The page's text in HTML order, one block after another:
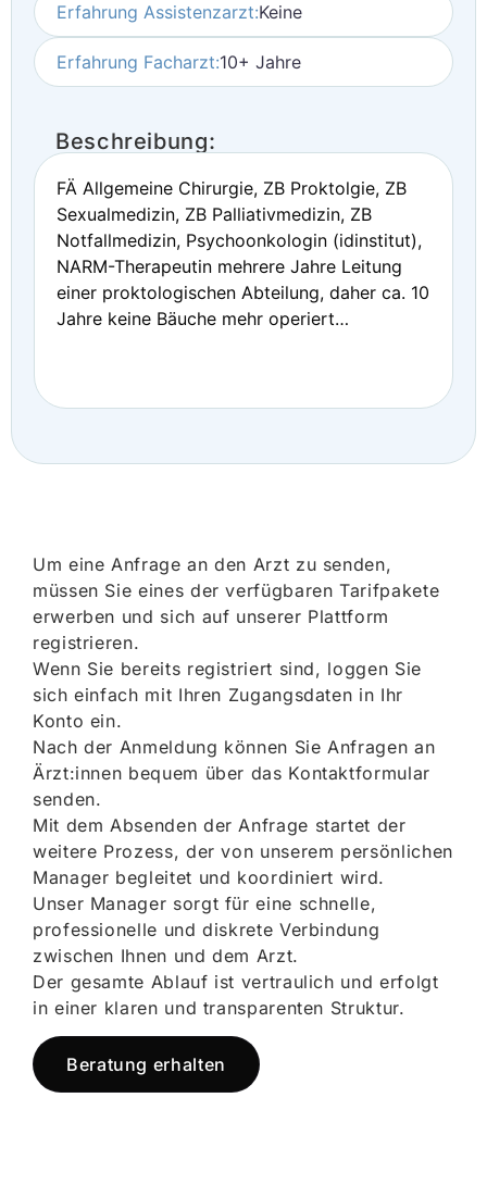
Erfahrung Assistenzarzt:Keine
Erfahrung Facharzt:10+ Jahre
Beschreibung:
FÄ Allgemeine Chirurgie, ZB Proktolgie, ZB
Sexualmedizin, ZB Palliativmedizin, ZB
Notfallmedizin, Psychoonkologin (idinstitut),
NARM-Therapeutin mehrere Jahre Leitung
einer proktologischen Abteilung, daher ca. 10
Jahre keine Bäuche mehr operiert…
Um eine Anfrage an den Arzt zu senden,
müssen Sie eines der verfügbaren Tarifpakete
erwerben und sich auf unserer Plattform
registrieren.
Wenn Sie bereits registriert sind, loggen Sie
sich einfach mit Ihren Zugangsdaten in Ihr
Konto ein.
Nach der Anmeldung können Sie Anfragen an
Ärzt:innen bequem über das Kontaktformular
senden.
Mit dem Absenden der Anfrage startet der
weitere Prozess, der von unserem persönlichen
Manager begleitet und koordiniert wird.
Unser Manager sorgt für eine schnelle,
professionelle und diskrete Verbindung
zwischen Ihnen und dem Arzt.
Der gesamte Ablauf ist vertraulich und erfolgt
in einer klaren und transparenten Struktur.
Beratung erhalten